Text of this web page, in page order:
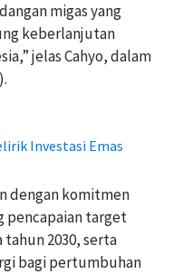
migas yang
keberlanjutan
jelas Cahyo, dalam
Investasi Emas
dengan komitmen
pencapaian target
2030, serta
bagi pertumbuhan